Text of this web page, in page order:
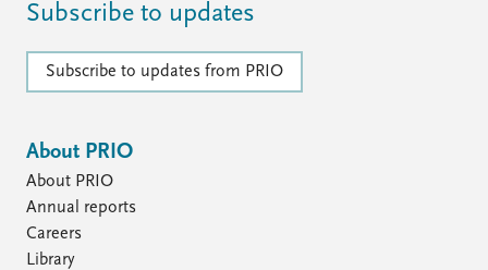
Subscribe to updates
Subscribe to updates from PRIO
About PRIO
About PRIO
Annual reports
Careers
Library